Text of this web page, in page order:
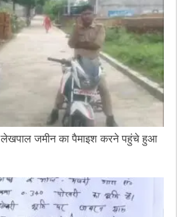
लेखपाल जमीन का पैमाइश करने पहुंचे हुआ